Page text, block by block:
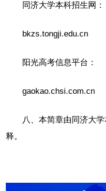
同济大学本科招生网：
bkzs.tongji.edu.cn
阳光高考信息平台：
gaokao.chsi.com.cn
八、本简章由同济大
释。